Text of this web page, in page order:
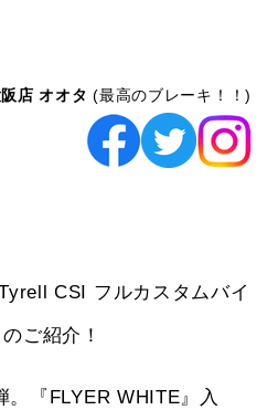
店 オオタ (最高のブレーキ！！)
CSI フルカスタムバイ
のご紹介！
。『FLYER WHITE』入